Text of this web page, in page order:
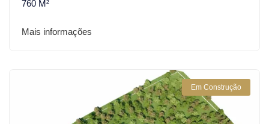
760 M²
Mais informações
Em Construção